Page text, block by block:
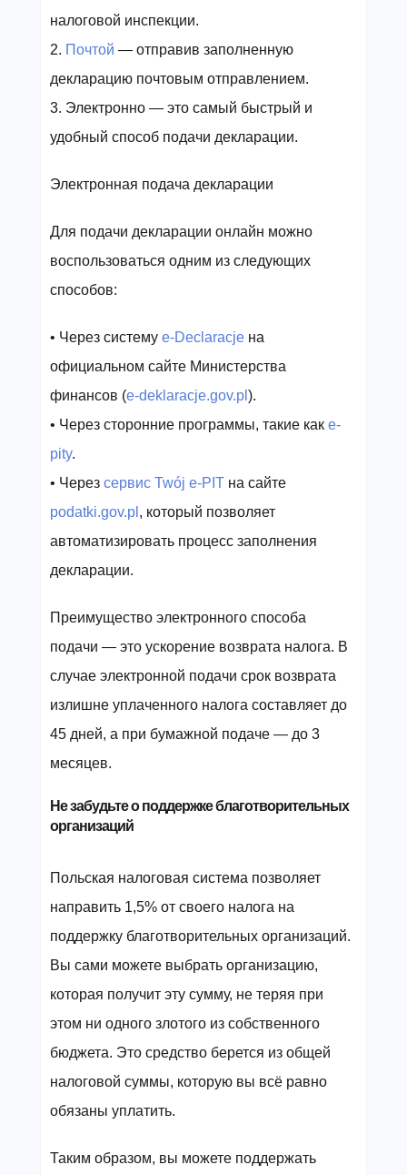
налоговой инспекции.
2. Почтой — отправив заполненную
декларацию почтовым отправлением.
3. Электронно — это самый быстрый и
удобный способ подачи декларации.
Электронная подача декларации
Для подачи декларации онлайн можно
воспользоваться одним из следующих
способов:
• Через систему e-Declaracje на
официальном сайте Министерства
финансов (e-deklaracje.gov.pl ).
• Через сторонние программы, такие как e-
pity.
• Через сервис Twój e-PIT на сайте
podatki.gov.pl , который позволяет
автоматизировать процесс заполнения
декларации.
Преимущество электронного способа
подачи — это ускорение возврата налога. В
случае электронной подачи срок возврата
излишне уплаченного налога составляет до
45 дней, а при бумажной подаче — до 3
месяцев.
Не забудьте о поддержке благотворительных
организаций
Польская налоговая система позволяет
направить 1,5% от своего налога на
поддержку благотворительных организаций.
Вы сами можете выбрать организацию,
которая получит эту сумму, не теряя при
этом ни одного злотого из собственного
бюджета. Это средство берется из общей
налоговой суммы, которую вы всё равно
обязаны уплатить.
Таким образом, вы можете поддержать